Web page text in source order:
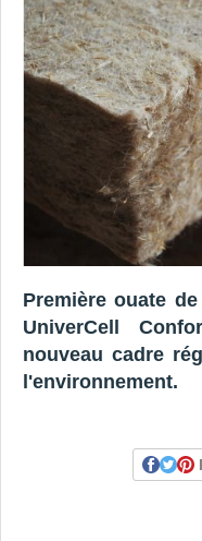
Première ouate
UniverCell
nouveau cadre
l'environnement.